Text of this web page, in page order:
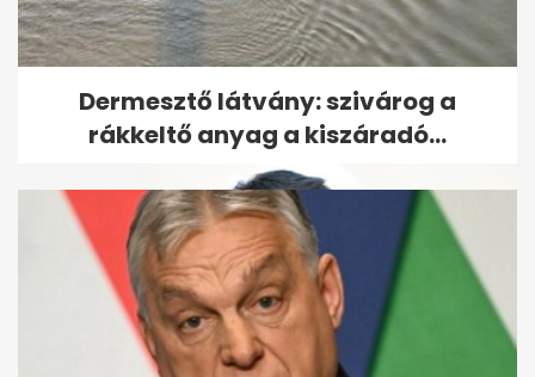
Megjelent Berki Krisztián
utolsó interjúja, amit néhány
nappal...
Dermesztő látvány: szivárog a
rákkeltő anyag a kiszáradó...